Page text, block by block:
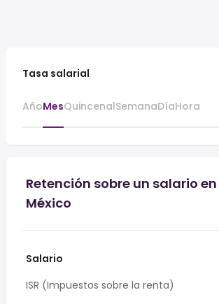
Tasa salarial
AñoMesQuincenalSemanaDíaHora
Retención sobre un salario
México
Salario
ISR (Impuestos sobre la renta)